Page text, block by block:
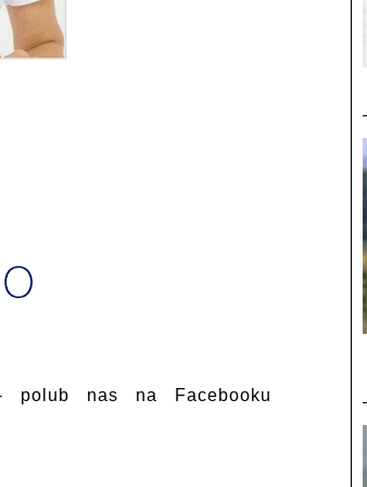
polub nas na Facebooku